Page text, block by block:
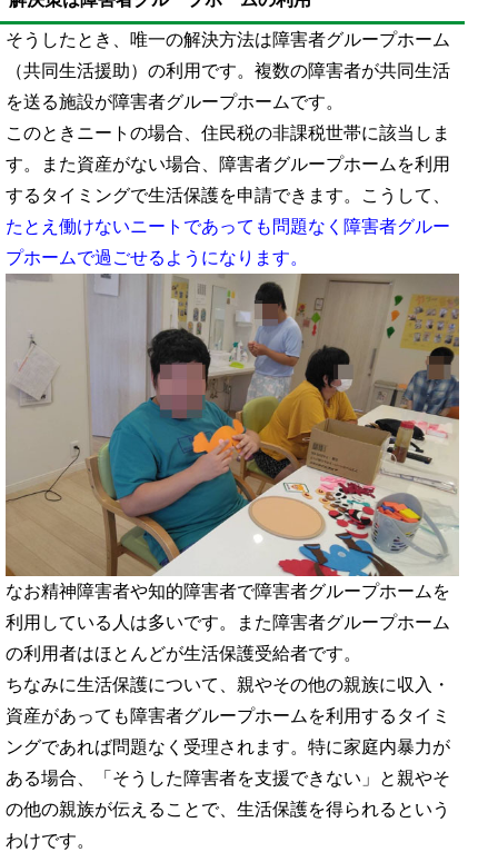
そうしたとき、唯一の解決方法は障害者グループホーム
（共同生活援助）の利用です。複数の障害者が共同生活
を送る施設が障害者グループホームです。
このときニートの場合、住民税の非課税世帯に該当しま
す。また資産がない場合、障害者グループホームを利用
するタイミングで生活保護を申請できます。こうして、
たとえ働けないニートであっても問題なく障害者グルー
プホームで過ごせるようになります。
なお精神障害者や知的障害者で障害者グループホームを
利用している人は多いです。また障害者グループホーム
の利用者はほとんどが生活保護受給者です。
ちなみに生活保護について、親やその他の親族に収入・
資産があっても障害者グループホームを利用するタイミ
ングであれば問題なく受理されます。特に家庭内暴力が
ある場合、「そうした障害者を支援できない」と親やそ
の他の親族が伝えることで、生活保護を得られるという
わけです。